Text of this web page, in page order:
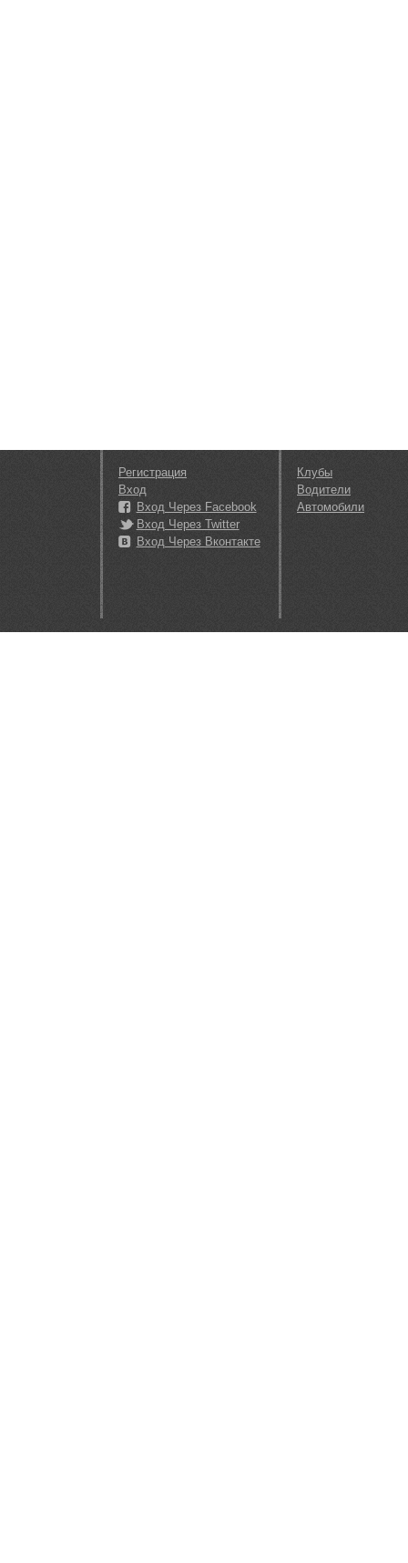
Регистрация
Вход
Вход Через Facebook
Вход Через Twitter
Вход Через Вконтакте
Клубы
Водители
Автомобили